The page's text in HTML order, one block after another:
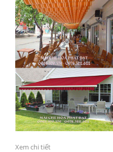
Xem chi tiết